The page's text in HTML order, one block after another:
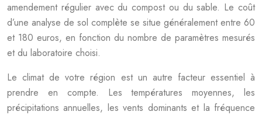
amendement régulier avec du compost ou du sable. Le coût
d’une analyse de sol complète se situe généralement entre 60
et 180 euros, en fonction du nombre de paramètres mesurés
et du laboratoire choisi.
Le climat de votre région est un autre facteur essentiel à
prendre en compte. Les températures moyennes, les
précipitations annuelles, les vents dominants et la fréquence